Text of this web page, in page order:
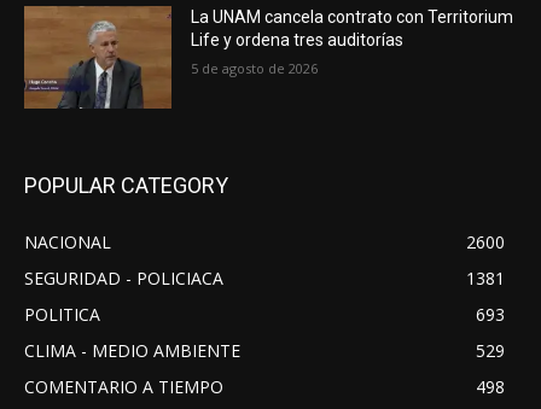
La UNAM cancela contrato con Territorium
Life y ordena tres auditorías
5 de agosto de 2026
POPULAR CATEGORY
NACIONAL
2600
SEGURIDAD - POLICIACA
1381
POLITICA
693
CLIMA - MEDIO AMBIENTE
529
COMENTARIO A TIEMPO
498